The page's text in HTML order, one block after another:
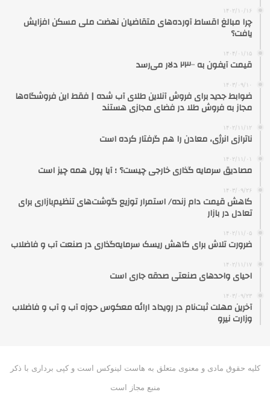
۱۴۰۲/۱۰/۱۶
چرا مبالغ اقساط آورده‌های متقاضیان نهضت ملی مسکن افزایش
یافت؟
۱۴۰۴/۰۱/۱۵
قیمت آیفون به ۲۳۰۰ دلار می‌رسد
۱۴۰۳/۰۹/۱۰
ضوابط جدید برای فروش آنلاین طلای آب شده | فقط این فروشگاه‌ها
مجاز به فروش طلا در فضای مجازی هستند
۱۴۰۲/۱۱/۱۲
ناترازی انرژی، معادن را هم گرفتار کرده است
۱۴۰۲/۱۱/۰۱
مصادیق سرمایه گذاری خارجی چیست؟ ؛ آیا پول همه چیز است
۱۴۰۳/۰۹/۲۶
کاهش قیمت دام زنده/ استمرار توزیع گوشت‌های تنظیم‌بازاری برای
تعادل در بازار
۱۴۰۲/۱۱/۰۵
ضرورت تلاش برای کاهش ریسک سرمایه‌گذاری در صنعت آب و فاضلاب
۱۴۰۲/۱۱/۱۷
احیای واحدهای صنعتی صدقه جاری است
۱۴۰۳/۰۹/۲۳
آخرین مهلت ثبت‌نام در رویداد ارائه معکوس حوزه آب و آب و فاضلاب
وزارت نیرو
کلیه حقوق مادی و معنوی متعلق به هاست لینوکس است و کپی برداری با ذکر
منبع مجاز است